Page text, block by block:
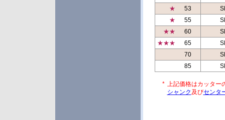
★
53
★
55
★★
60
★★★
65
70
85
* 上記価格はカッター
シャンク 及びセンタ